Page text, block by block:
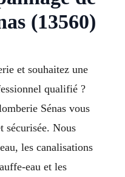
(13560)
et souhaitez une
qualifié ?
Sénas vous
sécurisée. Nous
les canalisations
eau et les